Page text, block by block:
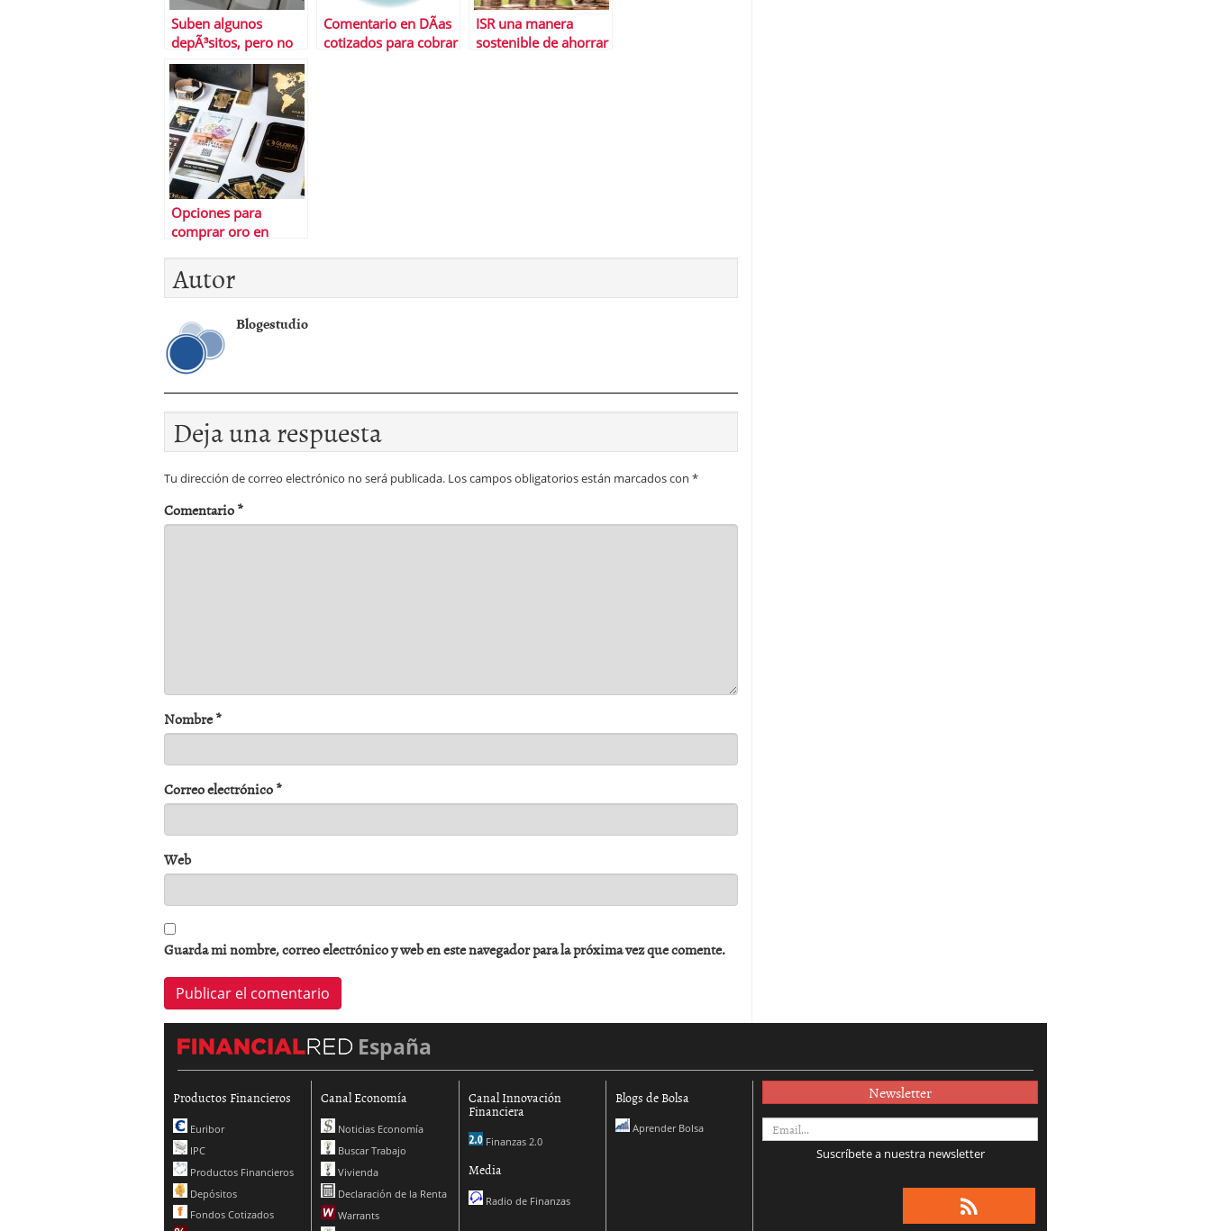
Suben algunos
depÃ³sitos, pero no
todos ni todos los
plazos
Comentario en DÃ­as
cotizados para cobrar
ISR una manera
sostenible de ahorrar
Opciones para
comprar oro en
Autor
Blogestudio
Deja una respuesta
Tu dirección de correo electrónico no será publicada. Los campos obligatorios están marcados con *
Comentario*
Nombre*
Correo electrónico*
Web
Guarda mi nombre, correo electrónico y web en este navegador para la próxima vez que comente.
España
Productos Financieros
Euribor
IPC
Productos Financieros
Depósitos
Fondos Cotizados
Canal Economía
Noticias Economía
Buscar Trabajo
Vivienda
Declaración de la Renta
Warrants
Canal Innovación
Financiera
Finanzas 2.0
Media
Radio de Finanzas
Blogs de Bolsa
Aprender Bolsa
Newsletter
Suscríbete a nuestra newsletter